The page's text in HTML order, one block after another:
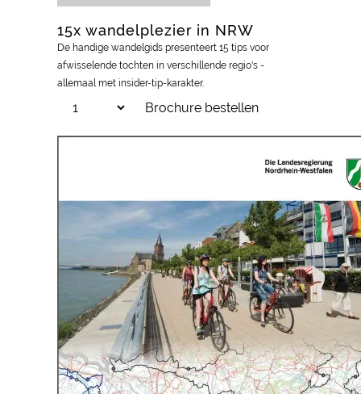
15x wandelplezier in NRW
De handige wandelgids presenteert 15 tips voor
afwisselende tochten in verschillende regio's -
allemaal met insider-tip-karakter.
Brochure bestellen